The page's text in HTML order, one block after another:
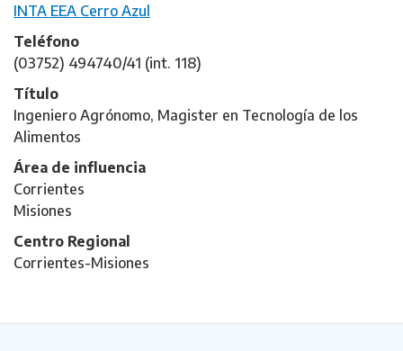
INTA EEA Cerro Azul
Teléfono
(03752) 494740/41 (int. 118)
Título
Ingeniero Agrónomo, Magister en Tecnología de los
Alimentos
Área de influencia
Corrientes
Misiones
Centro Regional
Corrientes-Misiones